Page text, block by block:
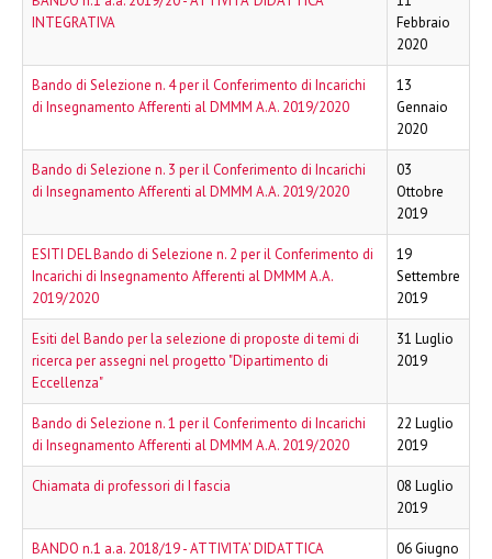
INTEGRATIVA
Febbraio
2020
Bando di Selezione n. 4 per il Conferimento di Incarichi
di Insegnamento Afferenti al DMMM A.A. 2019/2020
13
Gennaio
2020
Bando di Selezione n. 3 per il Conferimento di Incarichi
di Insegnamento Afferenti al DMMM A.A. 2019/2020
03
Ottobre
2019
ESITI DEL Bando di Selezione n. 2 per il Conferimento di
Incarichi di Insegnamento Afferenti al DMMM A.A.
2019/2020
19
Settembre
2019
Esiti del Bando per la selezione di proposte di temi di
ricerca per assegni nel progetto "Dipartimento di
Eccellenza"
31 Luglio
2019
Bando di Selezione n. 1 per il Conferimento di Incarichi
di Insegnamento Afferenti al DMMM A.A. 2019/2020
22 Luglio
2019
Chiamata di professori di I fascia
08 Luglio
2019
BANDO n.1 a.a. 2018/19 - ATTIVITA’ DIDATTICA
06 Giugno